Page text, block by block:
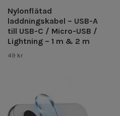
Nylonflätad
laddningskabel – USB-A
till USB-C / Micro-USB /
Lightning – 1 m & 2 m
49 kr